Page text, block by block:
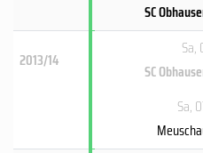
SC
2013/14
Sa,
SC
Sa,